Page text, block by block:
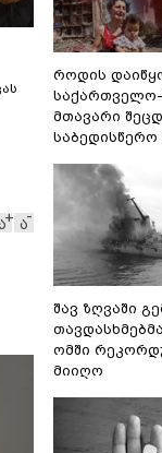
ა
როდის
მთავარი
შავ ზღვაში
ომში
მიიღო